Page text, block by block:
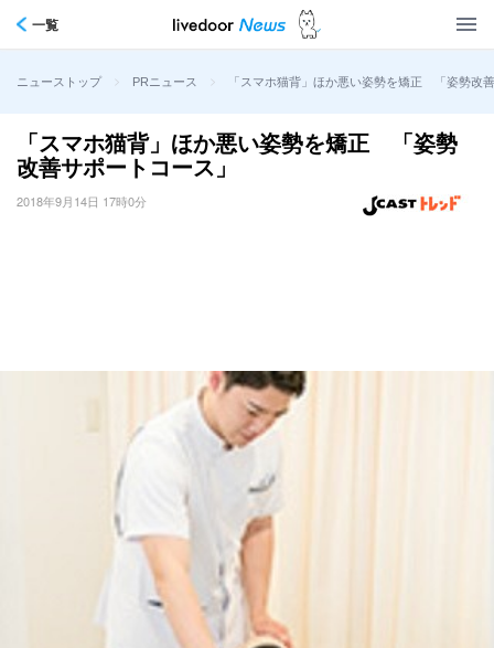
一覧
ニューストップ > PRニュース > 「スマホ猫背」ほか悪い姿勢を矯正 「姿勢改
「スマホ猫背」ほか悪い姿勢を矯正 「姿勢
改善サポートコース」
2018年9月14日 17時0分